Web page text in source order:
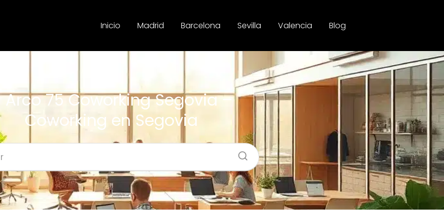
Inicio Madrid Barcelona Sevilla Valencia Blog
Arco 75 Coworking Segovia –
Coworking en Segovia